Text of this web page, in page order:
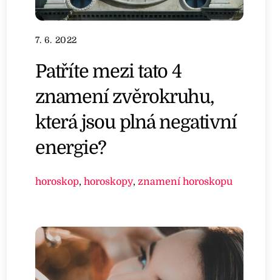
7. 6. 2022
Patříte mezi tato 4
znamení zvěrokruhu,
která jsou plná negativní
energie?
horoskop,horoskopy, znamení horoskopu